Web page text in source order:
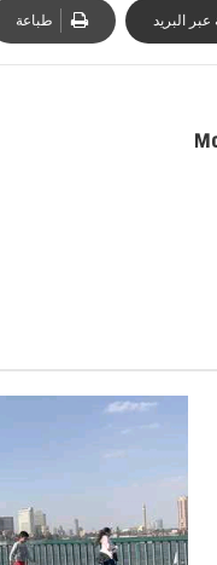
البريد طباعة